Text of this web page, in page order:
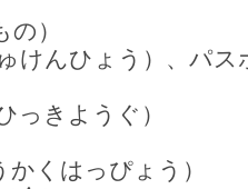
）
ひょう）、パス
きようぐ）
くはっぴょう）